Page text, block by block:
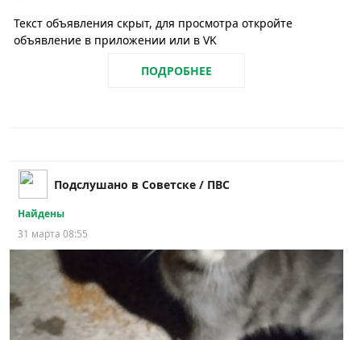
Текст объявления скрыт, для просмотра откройте
объявление в приложении или в VK
ПОДРОБНЕЕ
Подслушано в Советске / ПВС
Найдены
31 марта 08:55